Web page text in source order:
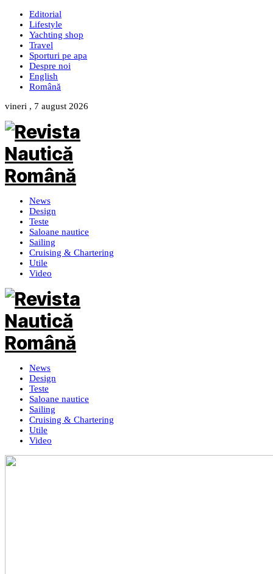
Editorial
Lifestyle
Yachting shop
Travel
Sporturi pe apa
Despre noi
English
Română
vineri , 7 august 2026
News
Design
Teste
Saloane nautice
Sailing
Cruising & Chartering
Utile
Video
News
Design
Teste
Saloane nautice
Sailing
Cruising & Chartering
Utile
Video